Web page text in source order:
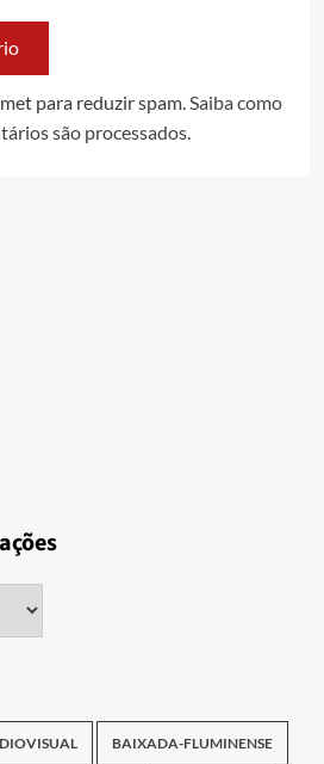
para reduzir spam. Saiba como
são processados.
BAIXADA-FLUMINENSE